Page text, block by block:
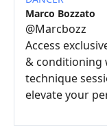
Marco Bozzato
@Marcbozz
Access
& conditioning
technique
elevate your